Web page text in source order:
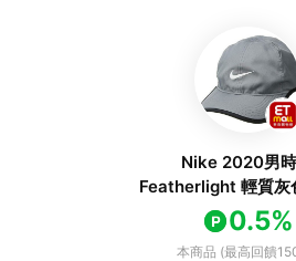
Nike 2020男
Featherlight 輕質灰
子
0.5%
本商品 (最高回饋